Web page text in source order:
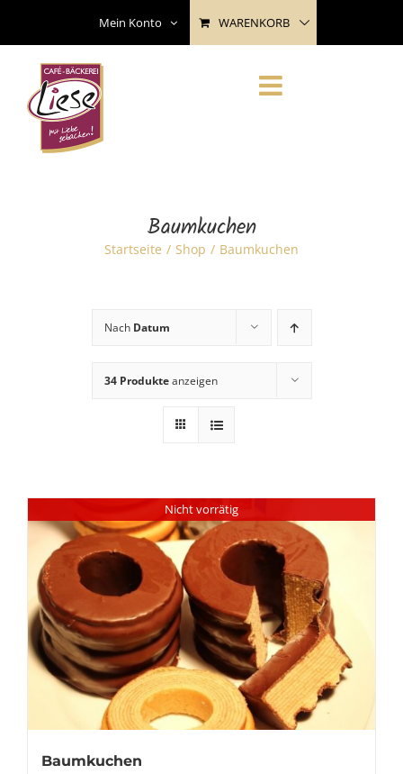
content
Mein Konto WARENKORB
Baumkuchen
Startseite Shop Baumkuchen
Nach Datum
34 Produkteanzeigen
Nicht vorrätig
Baumkuchen